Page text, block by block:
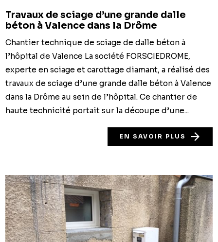
Travaux de sciage d’une grande dalle
béton à Valence dans la Drôme
Chantier technique de sciage de dalle béton à
l’hôpital de Valence La société FORSCIEDROME,
experte en sciage et carottage diamant, a réalisé des
travaux de sciage d’une grande dalle béton à Valence
dans la Drôme au sein de l’hôpital. Ce chantier de
haute technicité portait sur la découpe d’une...
EN SAVOIR PLUS